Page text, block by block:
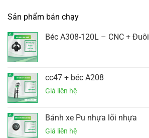
Sản phẩm bán chạy
Béc A308-120L – CNC + Đuôi
cc47 + béc A208
Bánh xe Pu nhựa lõi nhựa